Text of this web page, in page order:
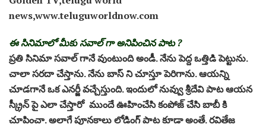
ఈ సినిమాలో మీకు సవాల్ గా అనిపించిన పాట ?
ప్రతి సినిమా సవాల్ గానే వుంటుంది అండీ. నేను పెద్ద ఒత్తిడి పెట్టును.
చాలా సరదా చేస్తాను. నేను బాస్ ని చూస్తూ పెరిగాను. ఆయన్ని
చూడగానే ఒక ఎనర్జీ వచ్చేస్తుంది. ఇందులో నువ్వు శ్రీదేవి పాట ఆయన
స్క్రీన్ పై ఎలా చేస్తారో ముందే ఊహించేసి కంపోజ్ చేసి బాబీ కి
చూపించా. అలాగే పూనకాలు లోడింగ్ పాట కూడా అంతే. రవితేజ